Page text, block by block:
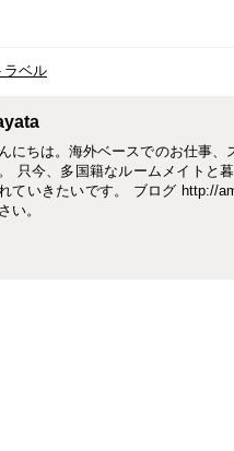
ラベル
にちは。海外ベースでのお仕事、
只今、多国籍なルームメイトと
ていきたいです。 ブログ http://
い。